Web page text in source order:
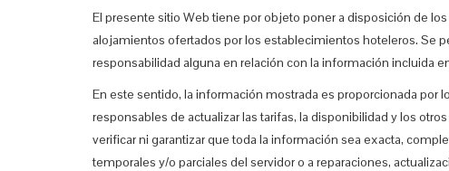
El presente sitio Web tiene por objeto poner a disposición de
alojamientos ofertados por los establecimientos hoteleros. Se
responsabilidad alguna en relación con la información incluida
En este sentido, la información mostrada es proporcionada por
responsables de actualizar las tarifas, la disponibilidad y los
verificar ni garantizar que toda la información sea exacta,
temporales y/o parciales del servidor o a reparaciones,